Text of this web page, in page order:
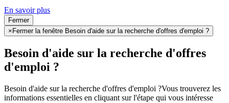
En savoir plus
Fermer
× Fermer la fenêtre Besoin d'aide sur la recherche d'offres d'emploi ?
Besoin d'aide sur la recherche d'offres
d'emploi ?
Besoin d'aide sur la recherche d'offres d'emploi ?Vous trouverez les
informations essentielles en cliquant sur l'étape qui vous intéresse